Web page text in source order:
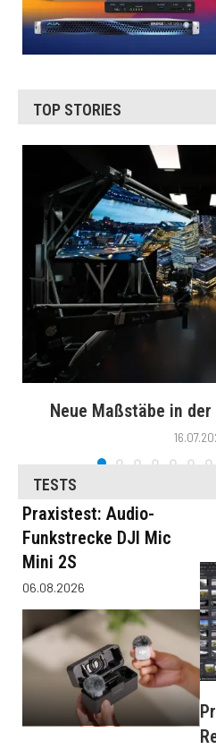
TOP STORIES
Neue Maßstäbe in
TESTS
Praxistest: Audio-
Funkstrecke DJI Mic
Mini 2S
06.08.2026